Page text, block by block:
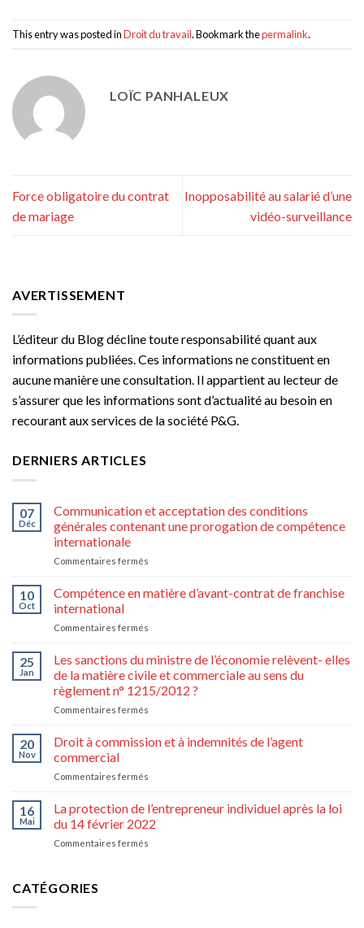
This entry was posted inDroit du travail. Bookmark thepermalink.
LOÏC PANHALEUX
Force obligatoire du contrat
de mariage
Inopposabilité au salarié d’une
vidéo-surveillance
AVERTISSEMENT
L’éditeur du Blog décline toute responsabilité quant aux
informations publiées. Ces informations ne constituent en
aucune manière une consultation. Il appartient au lecteur de
s’assurer que les informations sont d’actualité au besoin en
recourant aux services de la société P&G.
DERNIERS ARTICLES
07
Déc
Communication et acceptation des conditions
générales contenant une prorogation de compétence
internationale
Commentaires fermés
acceptation
contenant
une
prorogation
de
10
Oct
Compétence en matière d’avant-contrat de franchise
international
Commentaires fermés
en
matière
d’avant-
contrat
international
25
Jan
Les sanctions du ministre de l’économie relèvent- elles
de la matière civile et commerciale au sens du
règlement n° 1215/2012 ?
Commentaires fermés
sanctions
du
relèvent-
elles
20
Nov
Droit à commission et à indemnités de l’agent
commercial
Commentaires fermés
à
commission
et
16
Mai
La protection de l’entrepreneur individuel après la loi
du 14 février 2022
Commentaires fermés
CATÉGORIES